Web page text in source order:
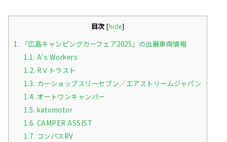
目次 [hide]
1. 「広島キャンピングカーフェア2025」の出展車両情報
1.1. A’s Workers
1.2. RＶトラスト
1.3. カーショップスリーセブン／エアストリームジャパン
1.4. オートワンキャンパー
1.5. katomotor
1.6. CAMPER ASSIST
1.7. コンパスRV